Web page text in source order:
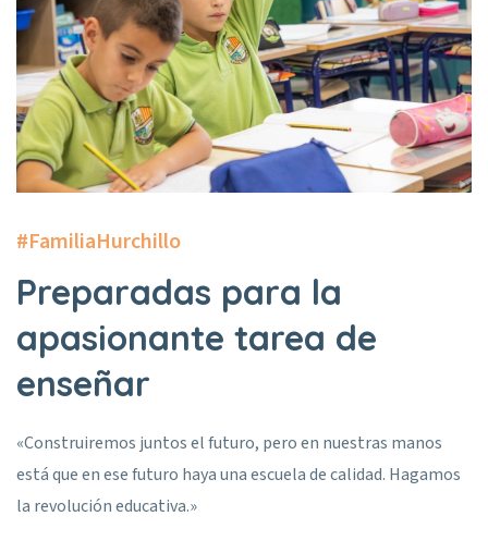
#FamiliaHurchillo
Preparadas para la
apasionante tarea de
enseñar
«Construiremos juntos el futuro, pero en nuestras manos
está que en ese futuro haya una escuela de calidad. Hagamos
la revolución educativa.»